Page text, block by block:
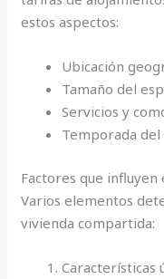
estos aspectos:
Ubicación
Tamaño del
Servicios y
Temporada del
Factores que
Varios elementos
vivienda compartida:
Características